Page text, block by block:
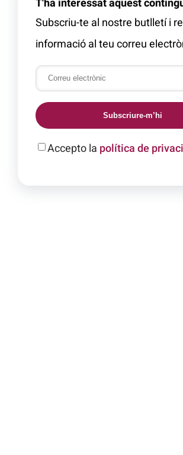
T'ha interessat aquest
Subscriu-te al nostre butlletí i
informació al teu correu
Subscriure-m’hi
Accepto la política de